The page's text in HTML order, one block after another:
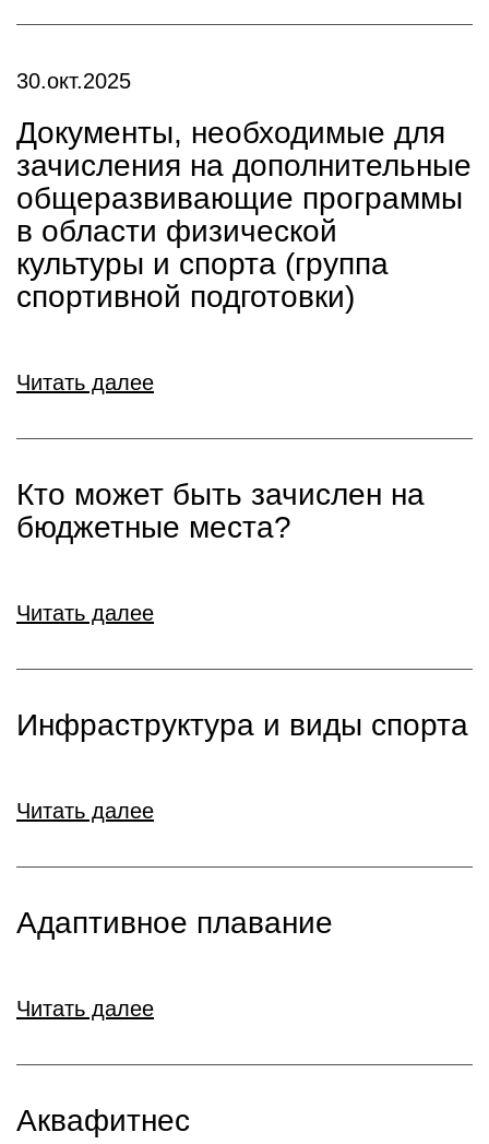
30.окт.2025
Документы, необходимые для
зачисления на дополнительные
общеразвивающие программы
в области физической
культуры и спорта (группа
спортивной подготовки)
Читать далее
Кто может быть зачислен на
бюджетные места?
Читать далее
Инфраструктура и виды спорта
Читать далее
Адаптивное плавание
Читать далее
Аквафитнес